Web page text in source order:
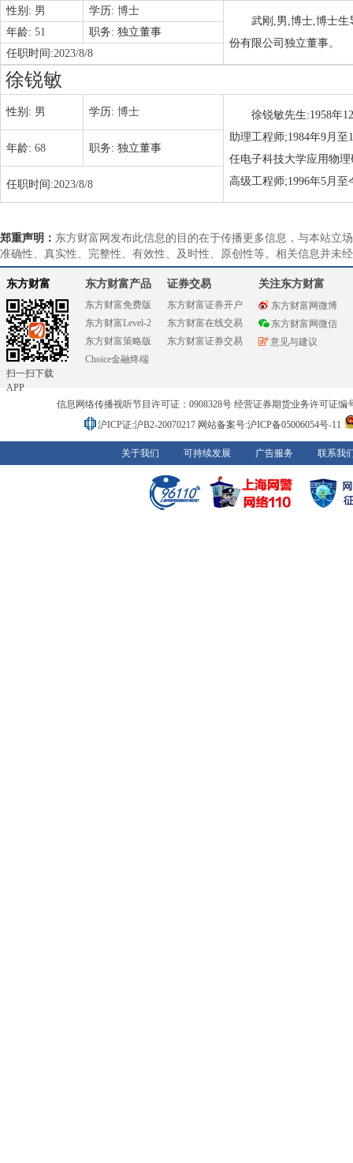
性别: 男 学历: 博士
武刚,男,博士,博士生
份有限公司独立董事。
年龄: 51 职务: 独立董事
任职时间:2023/8/8
徐锐敏
性别: 男 学历: 博士
徐锐敏先生:1958年
助理工程师;1984年9月
任电子科技大学应用物
高级工程师;1996年5月
年龄: 68 职务: 独立董事
任职时间:2023/8/8
郑重声明： 东方财富网发布此信息的目的在于传播更多信息，与本站立
准确性、真实性、完整性、有效性、及时性、原创性等。相关信息并未
东方财富
扫一扫下载
APP
东方财富产品
东方财富免费版
东方财富Level-2
东方财富策略版
Choice金融终端
证券交易
东方财富证券开户
东方财富在线交易
东方财富证券交易
关注东方财富
东方财富网微博
东方财富网微信
意见与建议
信息网络传播视听节目许可证：0908328号 经营证券期货业务许可证编
沪ICP证:沪B2-20070217 网站备案号:沪ICP备05006054号-11
关于我们 可持续发展 广告服务 联系我